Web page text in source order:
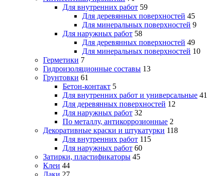
Для внутренних работ 59
Для деревянных поверхностей 45
Для минеральных поверхностей 9
Для наружных работ 58
Для деревянных поверхностей 49
Для минеральных поверхностей 10
Герметики 7
Гидроизоляционные составы 13
Грунтовки 61
Бетон-контакт 5
Для внутренних работ и универсальные 41
Для деревянных поверхностей 12
Для наружных работ 32
По металлу, антикоррозионные 2
Декоративные краски и штукатурки 118
Для внутренних работ 115
Для наружных работ 60
Затирки, пластификаторы 45
Клеи 44